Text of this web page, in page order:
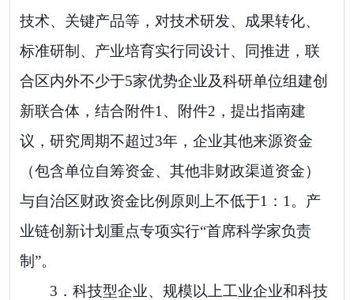
技术、关键产品等，对技术研发、成果转化、
标准研制、产业培育实行同设计、同推进，联
合区内外不少于5家优势企业及科研单位组建创
新联合体， 结合附件1 、附件2 ， 提出指南建
议，研究周期不超过3年，企业其他来源资金
（包含单位自筹资金、 其他非财政渠道资金）
与自治区财政资金比例原则上不低于1 ： 1 。产
业链创新计划重点专项实行“首席科学家负责
制 ”。
3． 科技型企业、 规模以上工业企业和科技